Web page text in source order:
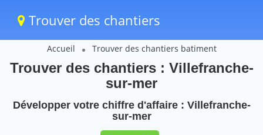
Trouver des chantiers
Accueil Trouver des chantiers batiment
Trouver des chantiers : Villefranche-
sur-mer
Développer votre chiffre d'affaire : Villefranche-
sur-mer